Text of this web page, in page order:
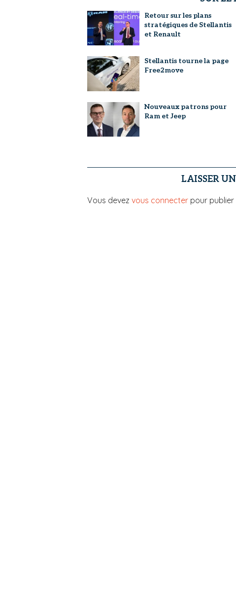
Retour sur les plans
stratégiques de Stellantis
et Renault
Stellantis tourne la page
Free2move
Nouveaux patrons pour
Ram et Jeep
LAISSER
Vous devez vous connecter pour